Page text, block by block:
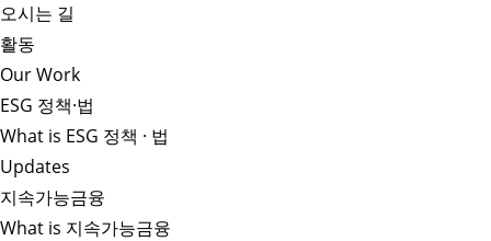
오시는 길
활동
Our Work
ESG 정책·법
What is ESG 정책 · 법
Updates
지속가능금융
What is 지속가능금융